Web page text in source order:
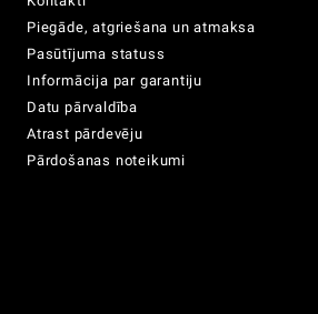
Piegāde, atgriešana un atmaksa
Pasūtījuma statuss
Informācija par garantiju
Datu pārvaldība
Atrast pārdevēju
Pārdošanas noteikumi